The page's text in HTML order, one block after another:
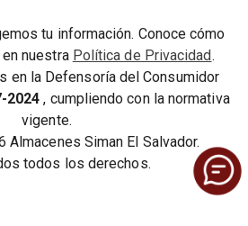
tu información. Conoce cómo
nuestra Política de Privacidad.
en la Defensoría del Consumidor
2024 , cumpliendo con la normativa
vigente.
Siman El Salvador.
todos los derechos.